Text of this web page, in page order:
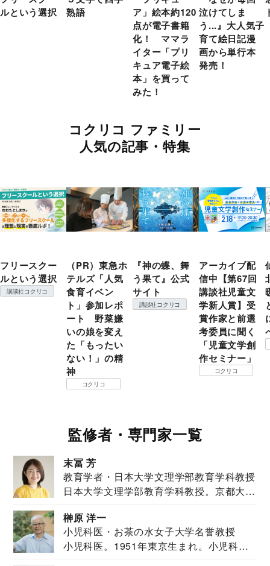
ルという選択
熟語
ア」絵本約120
点が電子書籍
化！ ママラ
イター「プリ
キュア電子絵
本」を買って
みた！
泣けてしま
う...』大人気子
育て絵日記漫
画から単行本
発売！
コクリコ ファミリー
人気の記事・特集
フリースクー
ルという選択
講談社コクリコ
（PR）東急ホ
テルズ「人気
食育イベン
ト」参加レポ
ート 野菜嫌
いの娘を変え
た「もったい
ない！」の精
神
コクリコ
『神の蝶、舞
う果て』公式
サイト
講談社コクリコ
アーカイブ配
信中【第67回
講談社児童文
学新人賞】受
賞作家と前選
考委員に聞く
「児童文学創
作セミナー」
コクリコ
監修者・専門家一覧
末冨 芳
教育学者・日本大学文理学部教育学科教授
日本大学文理学部教育学科教授。京都大学
榊原 洋一
小児科医・お茶の水女子大学名誉教授
小児科医。1951年東京生まれ。小児科